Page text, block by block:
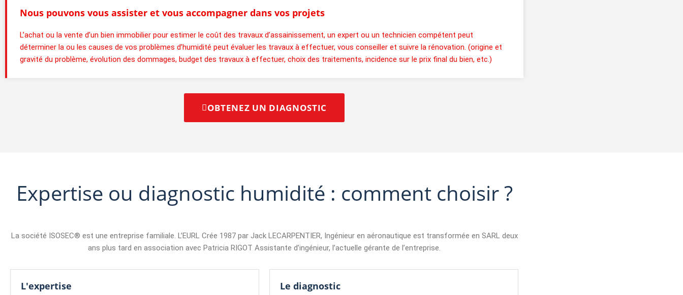
Nous pouvons vous assister et vous accompagner dans vos projets
L’achat ou la vente d’un bien immobilier pour estimer le coût des travaux d’assainissement, un expert ou un technicien compétent peut
déterminer la ou les causes de vos problèmes d’humidité peut évaluer les travaux à effectuer, vous conseiller et suivre la rénovation. (origine et
gravité du problème, évolution des dommages, budget des travaux à effectuer, choix des traitements, incidence sur le prix final du bien, etc.)
OBTENEZ UN DIAGNOSTIC
Expertise ou diagnostic humidité : comment choisir ?
La société ISOSEC® est une entreprise familiale. L’EURL Crée 1987 par Jack LECARPENTIER, Ingénieur en aéronautique est transformée en SARL deux
ans plus tard en association avec Patricia RIGOT Assistante d’ingénieur, l’actuelle gérante de l’entreprise.
L'expertise Le diagnostic